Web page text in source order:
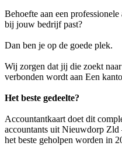
Behoefte aan een
bij jouw bedrijf past?
Dan ben je op de goede plek.
Wij zorgen dat jij die zoekt naar
verbonden wordt aan Een
Het beste gedeelte?
Accountantkaart doet dit
accountants uit Nieuwdorp Zld
het beste geholpen worden in